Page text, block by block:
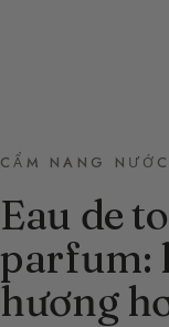
CẨM NANG
Eau de
parfum:
hương